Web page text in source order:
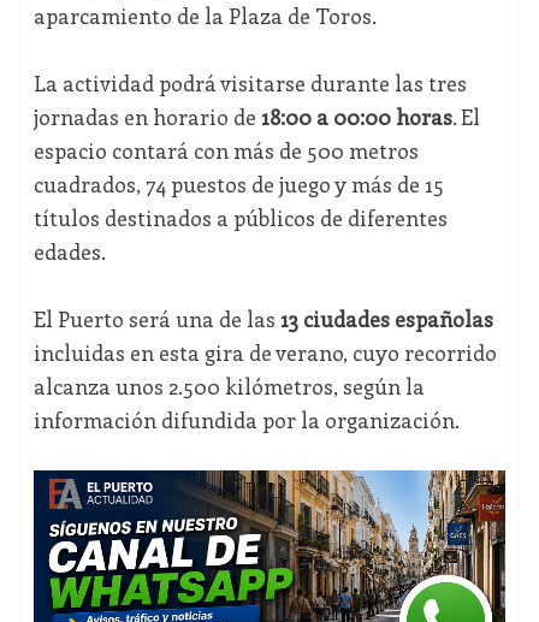
aparcamiento de la Plaza de Toros.
La actividad podrá visitarse durante las tres
jornadas en horario de 18:00 a 00:00 horas. El
espacio contará con más de 500 metros
cuadrados, 74 puestos de juego y más de 15
títulos destinados a públicos de diferentes
edades.
El Puerto será una de las 13 ciudades españolas
incluidas en esta gira de verano, cuyo recorrido
alcanza unos 2.500 kilómetros, según la
información difundida por la organización.